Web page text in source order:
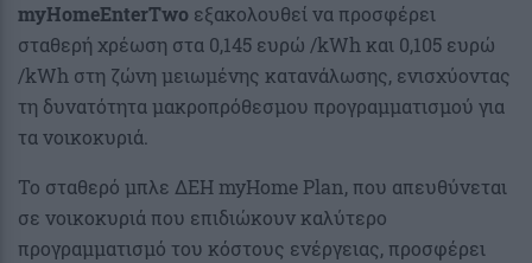
myHomeEnterTwo εξακολουθεί να προσφέρει
σταθερή χρέωση στα 0,145 ευρώ /kWh και 0,105 ευρώ
/kWh στη ζώνη μειωμένης κατανάλωσης, ενισχύοντας
τη δυνατότητα μακροπρόθεσμου προγραμματισμού για
τα νοικοκυριά.
Το σταθερό μπλε ΔΕΗ myHome Plan, που απευθύνεται
σε νοικοκυριά που επιδιώκουν καλύτερο
προγραμματισμό του κόστους ενέργειας, προσφέρει